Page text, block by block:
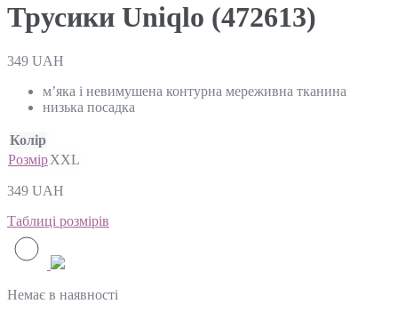
Трусики Uniqlo (472613)
349 UAH
м’яка і невимушена контурна мереживна тканина
низька посадка
Колір
РозмірXXL
349 UAH
Таблиці розмірів
Немає в наявності